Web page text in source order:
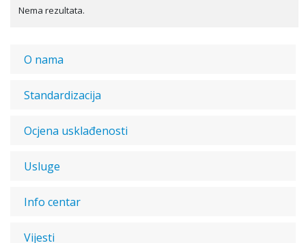
Nema rezultata.
O nama
Standardizacija
Ocjena usklađenosti
Usluge
Info centar
Vijesti